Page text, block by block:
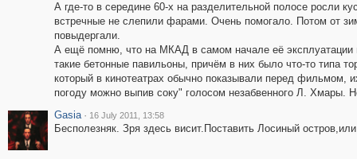
А где-то в середине 60-х на разделительной полосе росли
встречные не слепили фарами. Очень помогало. Потом от
повыдергали.
А ещё помню, что на МКАД в самом начале её эксплуатации
такие бетонные павильоны, причём в них было что-то типа
который в кинотеатрах обычно показывали перед фильмом,
погоду можно выпив соку" голосом незабвенного Л. Хмары.
Gasia · 16 July 2011, 13:58
Бесполезняк. Зря здесь висит.Поставить Лосиный